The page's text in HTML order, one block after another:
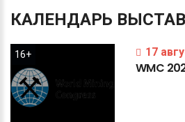
КАЛЕНДАРЬ
16+ 17
WMC